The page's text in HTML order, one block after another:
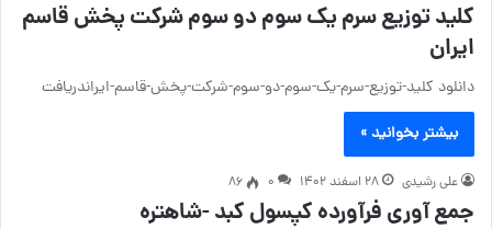
کلید توزیع سرم یک سوم دو سوم شرکت پخش قاسم
ایران
دانلود کلید-توزیع-سرم-یک-سوم-دو-سوم-شرکت-پخش-قاسم-ایراندریافت
بیشتر بخوانید »
علی رشیدی ۲۸ اسفند ۱۴۰۲ ۰ 86
جمع آوری فرآورده کپسول کبد -شاهتره